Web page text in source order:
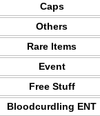
Caps
Others
Rare Items
Event
Free Stuff
Bloodcurdling ENT